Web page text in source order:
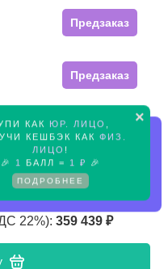
×
КАК ЮР. ЛИЦО
КЕШБЭК КАК ФИЗ.
ЛИЦО !
🎉
1 БАЛЛ = 1 ₽ 🎉
ПОДРОБНЕЕ
Предзаказ
Предзаказ
Предзаказ
22%): 359 439 ₽